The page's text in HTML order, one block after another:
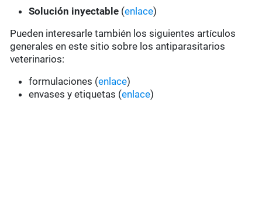
Solución inyectable (enlace)
Pueden interesarle también los siguientes artículos
generales en este sitio sobre los antiparasitarios
veterinarios:
formulaciones (enlace)
envases y etiquetas (enlace)